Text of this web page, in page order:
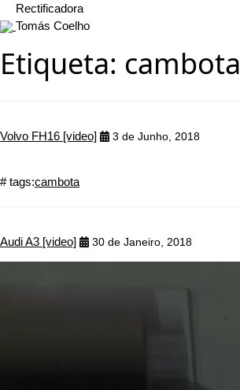
Rectificadora
Tomás Coelho
Etiqueta: cambota
Volvo FH16 [video] 3 de Junho, 2018
# tags:cambota
Audi A3 [video] 30 de Janeiro, 2018